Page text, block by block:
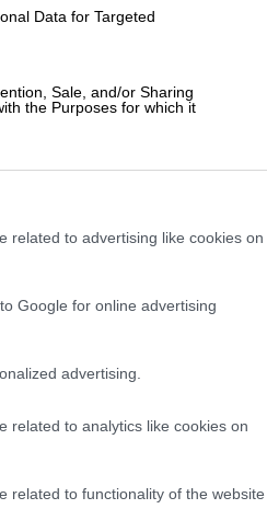
Data for Targeted
Sale, and/or Sharing
the Purposes for which it
related to advertising like cookies on
Google for online advertising
advertising.
related to analytics like cookies on
related to functionality of the website
ιδιαίτερη
τρόπο, μια
της
διαφορετικές
υπογράφει ο
γεμάτη
τις επιλογές και
Οι
συμφιλίωσης,
Με ευαισθησία
μια ιστορία
αυτό που
επιστρέφουν
τελικά, ο ένας
επιστρέφουμε στον
στην